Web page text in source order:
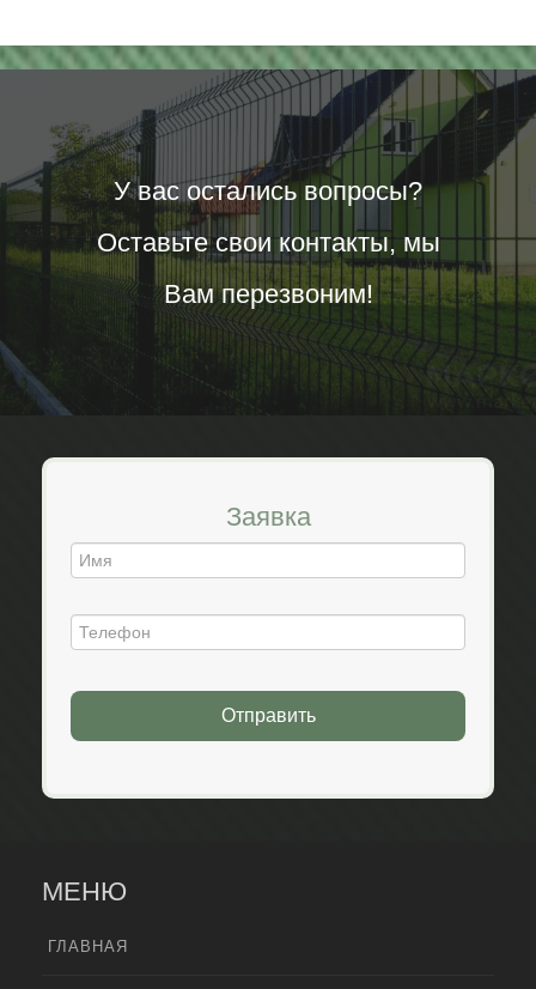
У вас остались вопросы?
Оставьте свои контакты, мы
Вам перезвоним!
Заявка
Отправить
МЕНЮ
ГЛАВНАЯ